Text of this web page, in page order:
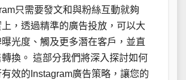
只需要發文和與粉絲互動就夠
，透過精準的廣告投放，可以大
光度、觸及更多潛在客戶，並直
換。 這部分我們將深入探討如何
效的Instagram廣告策略，讓您的